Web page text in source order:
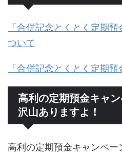
「合併記念とくとく定期
ついて
「合併記念とくとく定期
高利の定期預金キャ
沢山ありますよ！
高利の定期預金キャンペ